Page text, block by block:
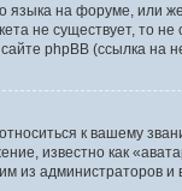
на форуме, или
не существует, то
phpBB (ссылка на
к вашему
известно как
администраторов и